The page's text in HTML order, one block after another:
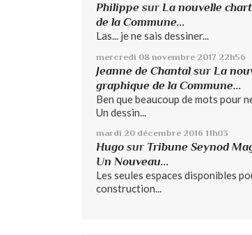
Philippe sur La nouvelle
de la Commune...
Las... je ne sais dessiner...
mercredi 08 novembre 2017 22h56
Jeanne de Chantalsur La
graphique de la Commune...
Ben que beaucoup de mots pour
Un dessin...
mardi 20 décembre 2016 11h03
Hugo sur Tribune Seynod
Un Nouveau...
Les seules espaces disponibles
construction...